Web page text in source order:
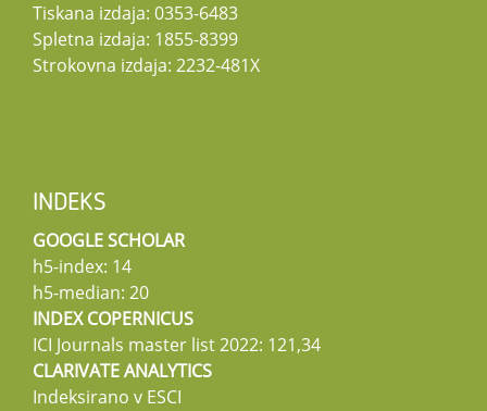
Tiskana izdaja: 0353-6483
Spletna izdaja: 1855-8399
Strokovna izdaja: 2232-481X
INDEKS
GOOGLE SCHOLAR
h5-index: 14
h5-median: 20
INDEX COPERNICUS
ICI Journals master list 2022: 121,34
CLARIVATE ANALYTICS
Indeksirano v ESCI